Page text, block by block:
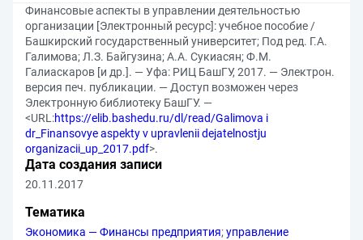
Финансовые аспекты в управлении деятельностью
организации [Электронный ресурс]: учебное пособие /
Башкирский государственный университет; Под ред. Г.А.
Галимова; Л.З. Байгузина; А.А. Сукиасян; Ф.М.
Галиаскаров [и др.]. — Уфа: РИЦ БашГУ, 2017. — Электрон.
версия печ. публикации. — Доступ возможен через
Электронную библиотеку БашГУ. —
<URL:https://elib.bashedu.ru/dl/read/Galimova i
dr_Finansovye aspekty v upravlenii dejatelnostju
organizacii_up_2017.pdf>.
Дата создания записи
20.11.2017
Тематика
Экономика — Финансы предприятия;управление